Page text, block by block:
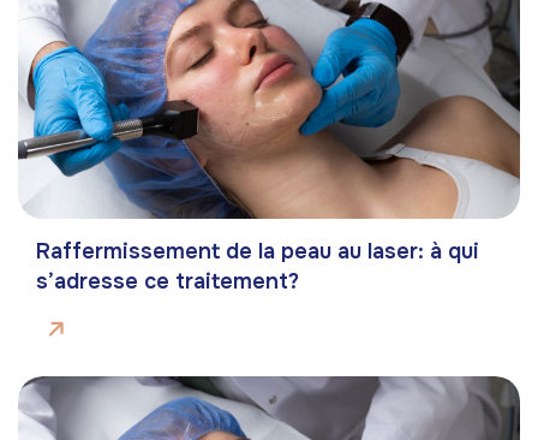
Raffermissement de la peau au laser: à qui
s’adresse ce traitement?